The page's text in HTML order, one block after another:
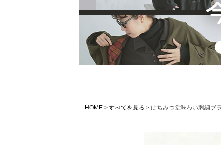
HOME すべてを見る はちみつ堂味わい刺繍ブ